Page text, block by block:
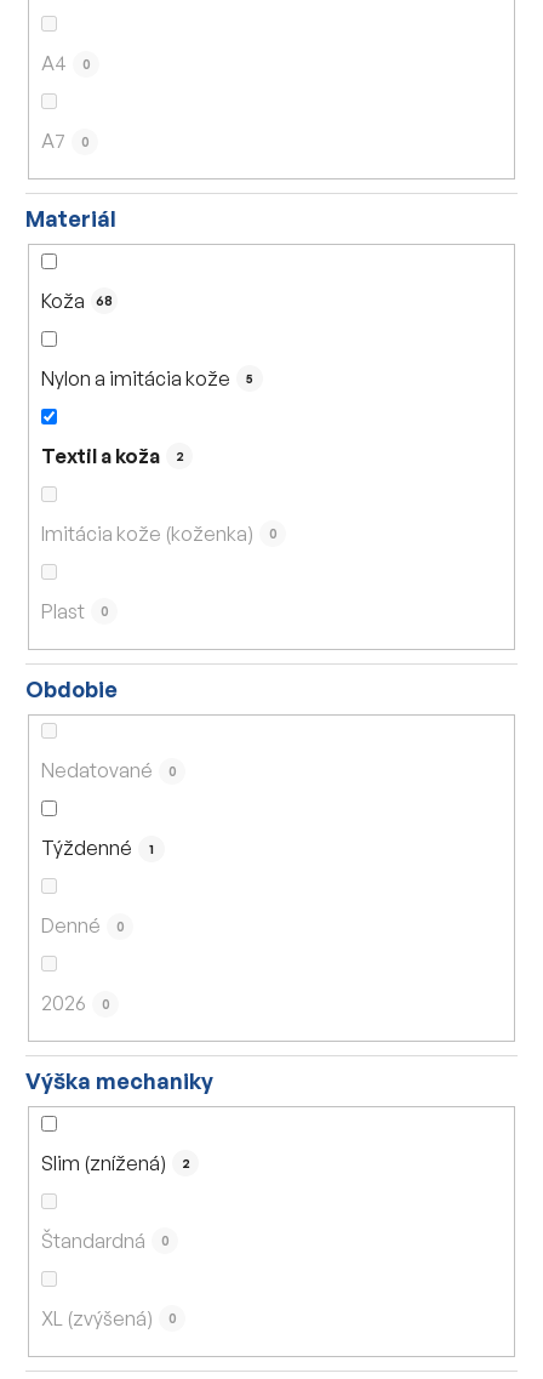
A4 0
A7 0
Materiál
Koža 68
Nylon a imitácia kože 5
Textil a koža 2
Imitácia kože (koženka) 0
Plast 0
Obdobie
Nedatované 0
Týždenné 1
Denné 0
2026 0
Výška mechaniky
Slim (znížená) 2
Štandardná 0
XL (zvýšená) 0